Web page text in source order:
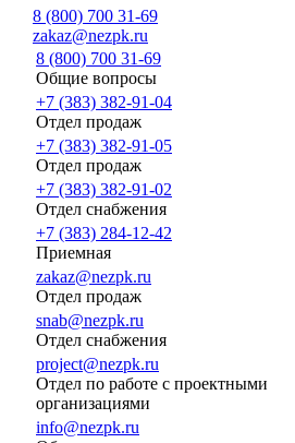
8 (800) 700 31-69
zakaz@nezpk.ru
8 (800) 700 31-69
Общие вопросы
+7 (383) 382-91-04
Отдел продаж
+7 (383) 382-91-05
Отдел продаж
+7 (383) 382-91-02
Отдел снабжения
+7 (383) 284-12-42
Приемная
zakaz@nezpk.ru
Отдел продаж
snab@nezpk.ru
Отдел снабжения
project@nezpk.ru
Отдел по работе с проектными
организациями
info@nezpk.ru